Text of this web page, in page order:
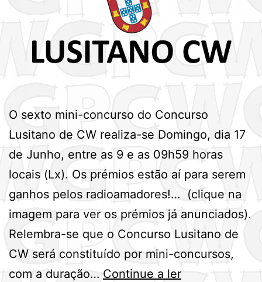
O sexto mini-concurso do Concurso
Lusitano de CW realiza-se Domingo, dia 17
de Junho, entre as 9 e as 09h59 horas
locais (Lx). Os prémios estão aí para serem
ganhos pelos radioamadores!… (clique na
imagem para ver os prémios já anunciados).
Relembra-se que o Concurso Lusitano de
CW será constituído por mini-concursos,
com a duração… Continue a ler6º